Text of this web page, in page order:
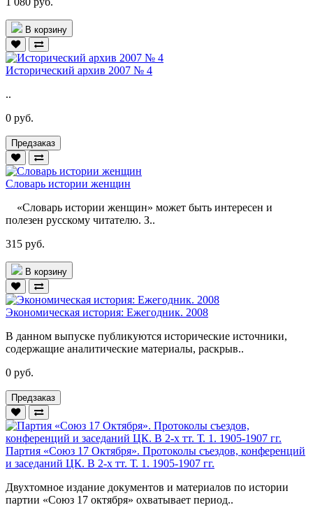
В корзину
Исторический архив 2007 № 4
..
0 руб.
Предзаказ
Словарь истории женщин
«Словарь истории женщин» может быть интересен и
полезен русскому читателю. З..
315 руб.
В корзину
Экономическая история: Ежегодник. 2008
В данном выпуске публикуются исторические источники,
содержащие аналитические материалы, раскрыв..
0 руб.
Предзаказ
Партия «Союз 17 Октября». Протоколы съездов, конференций
и заседаний ЦК. В 2-х тт. Т. 1. 1905-1907 гг.
Двухтомное издание документов и материалов по истории
партии «Союз 17 октября» охватывает период..